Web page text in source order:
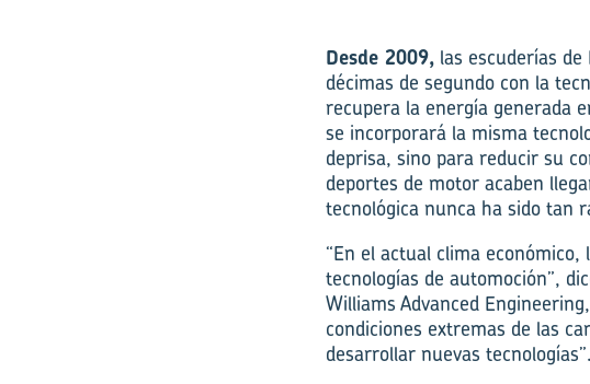
Desde 2009, las escuderías
décimas de segundo con la
recupera la energía generada
se incorporará la misma
deprisa, sino para reducir su
deportes de motor acaben
tecnológica nunca ha sido tan
“En el actual clima
tecnologías de automoción”,
Williams Advanced
condiciones extremas de las
desarrollar nuevas tecnologías”.